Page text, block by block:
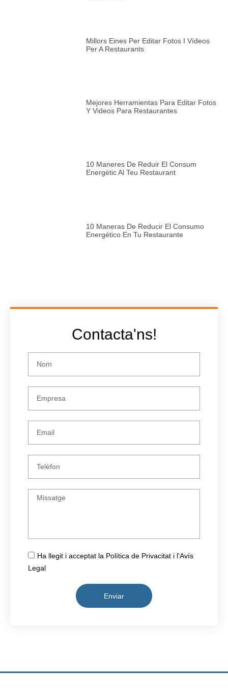
Millors Eines Per Editar Fotos I Vídeos
Per A Restaurants
Mejores Herramientas Para Editar Fotos
Y Videos Para Restaurantes
10 Maneres De Reduir El Consum
Energètic Al Teu Restaurant
10 Maneras De Reducir El Consumo
Energético En Tu Restaurante
Contacta'ns!
Ha llegit i acceptat la Política de Privacitat i l'Avís
Legal
Enviar